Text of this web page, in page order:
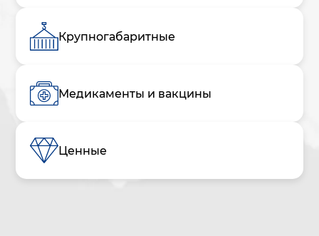
Крупногабаритные
Медикаменты и вакцины
Ценные